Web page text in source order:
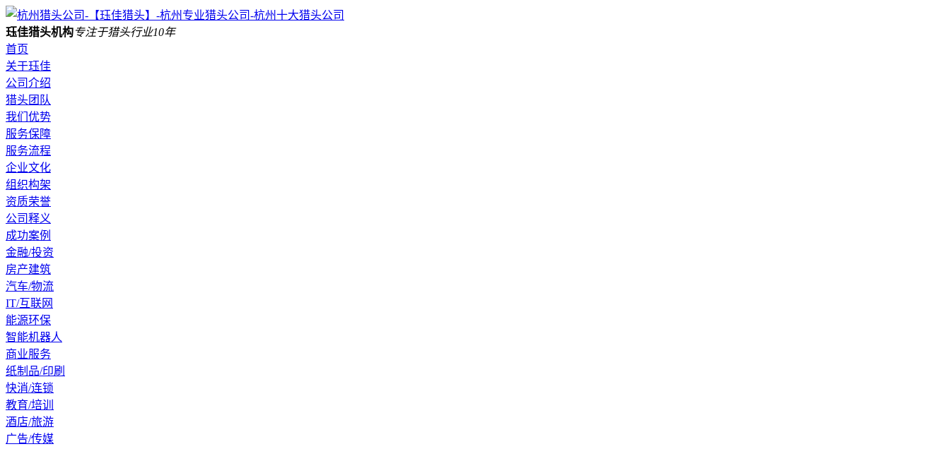
珏佳猎头机构专注于猎头行业10年
首页
关于珏佳
公司介绍
猎头团队
我们优势
服务保障
服务流程
企业文化
组织构架
资质荣誉
公司释义
成功案例
金融/投资
房产建筑
汽车/物流
IT/互联网
能源环保
智能机器人
商业服务
纸制品/印刷
快消/连锁
教育/培训
酒店/旅游
广告/传媒